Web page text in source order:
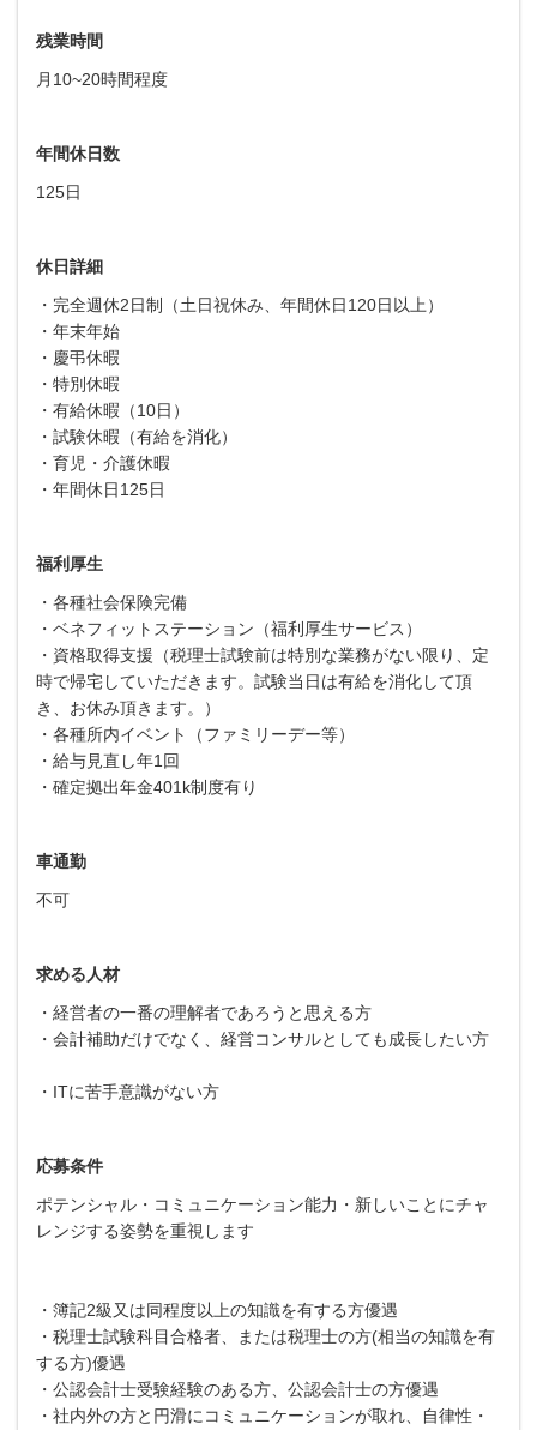
残業時間
月10~20時間程度
年間休日数
125日
休日詳細
・完全週休2日制（土日祝休み、年間休日120日以上）
・年末年始
・慶弔休暇
・特別休暇
・有給休暇（10日）
・試験休暇（有給を消化）
・育児・介護休暇
・年間休日125日
福利厚生
・各種社会保険完備
・ベネフィットステーション（福利厚生サービス）
・資格取得支援（税理士試験前は特別な業務がない限り、定
時で帰宅していただきます。試験当日は有給を消化して頂
き、お休み頂きます。）
・各種所内イベント（ファミリーデー等）
・給与見直し年1回
・確定拠出年金401k制度有り
車通勤
不可
求める人材
・経営者の一番の理解者であろうと思える方
・会計補助だけでなく、経営コンサルとしても成長したい方
・ITに苦手意識がない方
応募条件
ポテンシャル・コミュニケーション能力・新しいことにチャ
レンジする姿勢を重視します
・簿記2級又は同程度以上の知識を有する方優遇
・税理士試験科目合格者、または税理士の方(相当の知識を有
する方)優遇
・公認会計士受験経験のある方、公認会計士の方優遇
・社内外の方と円滑にコミュニケーションが取れ、自律性・